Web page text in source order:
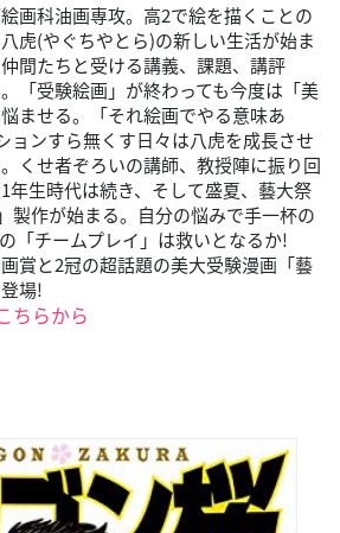
画科油画専攻。高2で絵を描くことの
虎(やぐちやとら)の新しい生活が始ま
間たちと受ける講義、課題、講評
「受験絵画」が終わっても今度は「美
ませる。「それ絵画でやる意味あ
ョンすら無くす日々は八虎を成長させ
くせ者ぞろいの講師、教授陣に振り回
年生時代は続き、そして盛夏、藝大祭
製作が始まる。自分の悩みで手一杯の
「チームプレイ」は救いとなるか!
賞と2冠の超話題の美大受験漫画「藝
場!
ちらから